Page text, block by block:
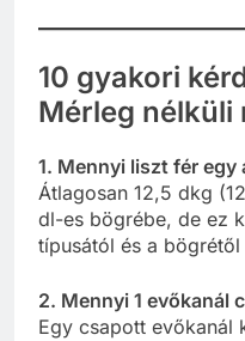
10 gyakori
Mérleg nélküli
1. Mennyi liszt fér egy
Átlagosan 12,5 dkg
dl-es bögrébe, de ez
típusától és a
2. Mennyi 1 evőkanál
Egy csapott evőkanál